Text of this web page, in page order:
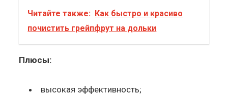
Читайте также: Как быстро и красиво
почистить грейпфрут на дольки
Плюсы:
высокая эффективность;